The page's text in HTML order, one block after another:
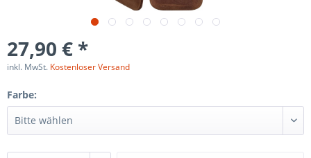
27,90 € *
inkl. MwSt. Kostenloser Versand
Farbe: